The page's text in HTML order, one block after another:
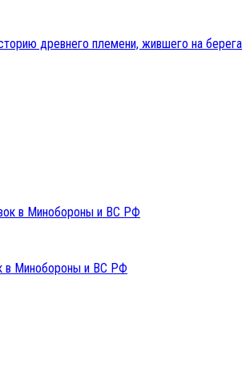
древнего племени, жившего на
в Минобороны и ВС РФ